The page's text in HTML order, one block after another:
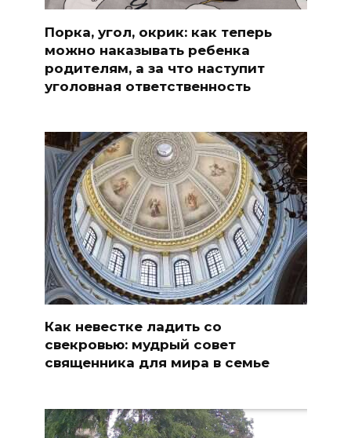
Порка, угол, окрик: как теперь
можно наказывать ребенка
родителям, а за что наступит
уголовная ответственность
Как невестке ладить со
свекровью: мудрый совет
священника для мира в семье